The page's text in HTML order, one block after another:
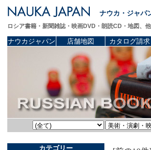
ナウカ・ジャパ
ロシア書籍・新聞雑誌・映画DVD・朗読CD・地図
ナウカジャパン 店舗地図 カタログ請求
カテゴリー